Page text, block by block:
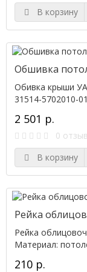
В корзину
Обшивка
Обивка крыши
31514-5702010-
2 501 р.
0
В корзину
Рейка
Рейка
Материал:
210 р.